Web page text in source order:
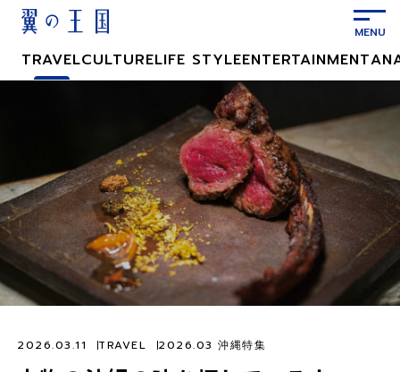
に
ス
キ
ッ
プ
TRAVELCULTURELIFE STYLEENTERTAINMENT
2026.03.11 TRAVEL 2026.03 沖縄特集